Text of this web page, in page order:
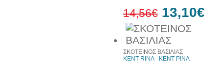
14,56€ 13,10€
ΣΚΟΤΕΙΝΟΣ ΒΑΣΙΛΙΑΣ
KENT RINA - ΚΕΝΤ ΡΙΝΑ